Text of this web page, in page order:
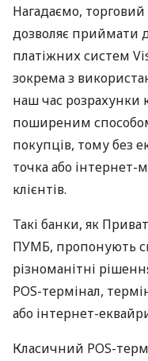
Нагадаємо,
дозволяє приймати
платіжних систем
зокрема з
наш час розрахунки
поширеним
покупців, тому без
точка або інтернет-
клієнтів.
Такі банки, як
ПУМБ, пропонують
різноманітні
POS-термінал,
або інтернет-
Класичний POS-